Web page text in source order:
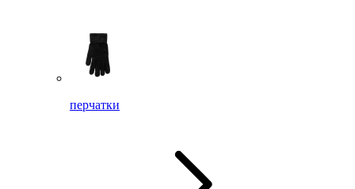
перчатки